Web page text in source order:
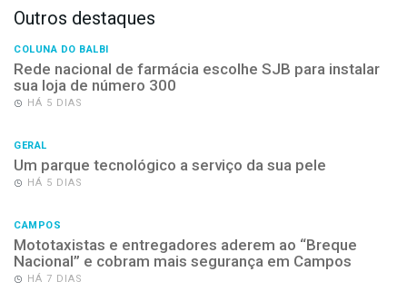
Outros destaques
COLUNA DO BALBI
Rede nacional de farmácia escolhe SJB para instalar
sua loja de número 300
HÁ 5 DIAS
GERAL
Um parque tecnológico a serviço da sua pele
HÁ 5 DIAS
CAMPOS
Mototaxistas e entregadores aderem ao “Breque
Nacional” e cobram mais segurança em Campos
HÁ 7 DIAS